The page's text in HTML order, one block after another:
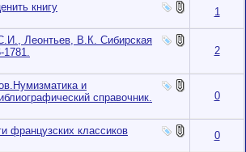
книгу 1
Леонтьев, В.К. Сибирская
1781.
2
и
справочник.
0
французских классиков 0